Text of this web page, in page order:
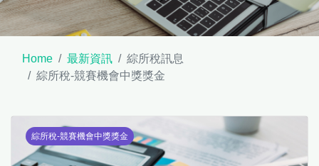
Home 最新資訊
綜所稅訊息
綜所稅-競賽機會中獎獎金
綜所稅-競賽機會中獎獎金